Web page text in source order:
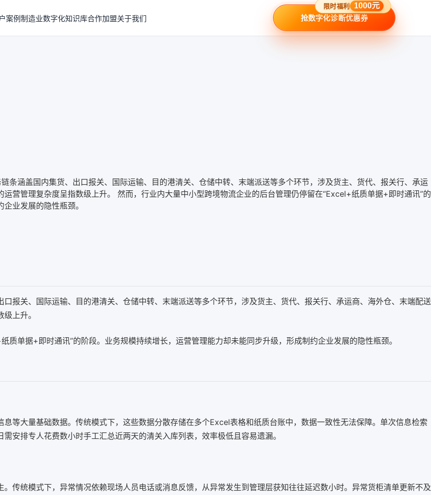
案例制造业数字化知识库合作加盟关于我们
限时福利 1000元
抢数字化诊断优惠券
条涵盖国内集货、出口报关、国际运输、目的港清关、仓储中转、末端派送等多个环节，涉及货主、货代、报关行、承运
营管理复杂度呈指数级上升。 然而，行业内大量中小型跨境物流企业的后台管理仍停留在“Excel+纸质单据+即时通讯”的
业发展的隐性瓶颈。
报关、国际运输、目的港清关、仓储中转、末端派送等多个环节，涉及货主、货代、报关行、承运商、海外仓、末端配送
上升。
单据+即时通讯”的阶段。业务规模持续增长，运营管理能力却未能同步升级，形成制约企业发展的隐性瓶颈。
等大量基础数据。传统模式下，这些数据分散存储在多个Excel表格和纸质台账中，数据一致性无法保障。单次信息检索
安排专人花费数小时手工汇总近两天的清关入库列表，效率极低且容易遗漏。
传统模式下，异常情况依赖现场人员电话或消息反馈，从异常发生到管理层获知往往延迟数小时。异常货柜清单更新不及